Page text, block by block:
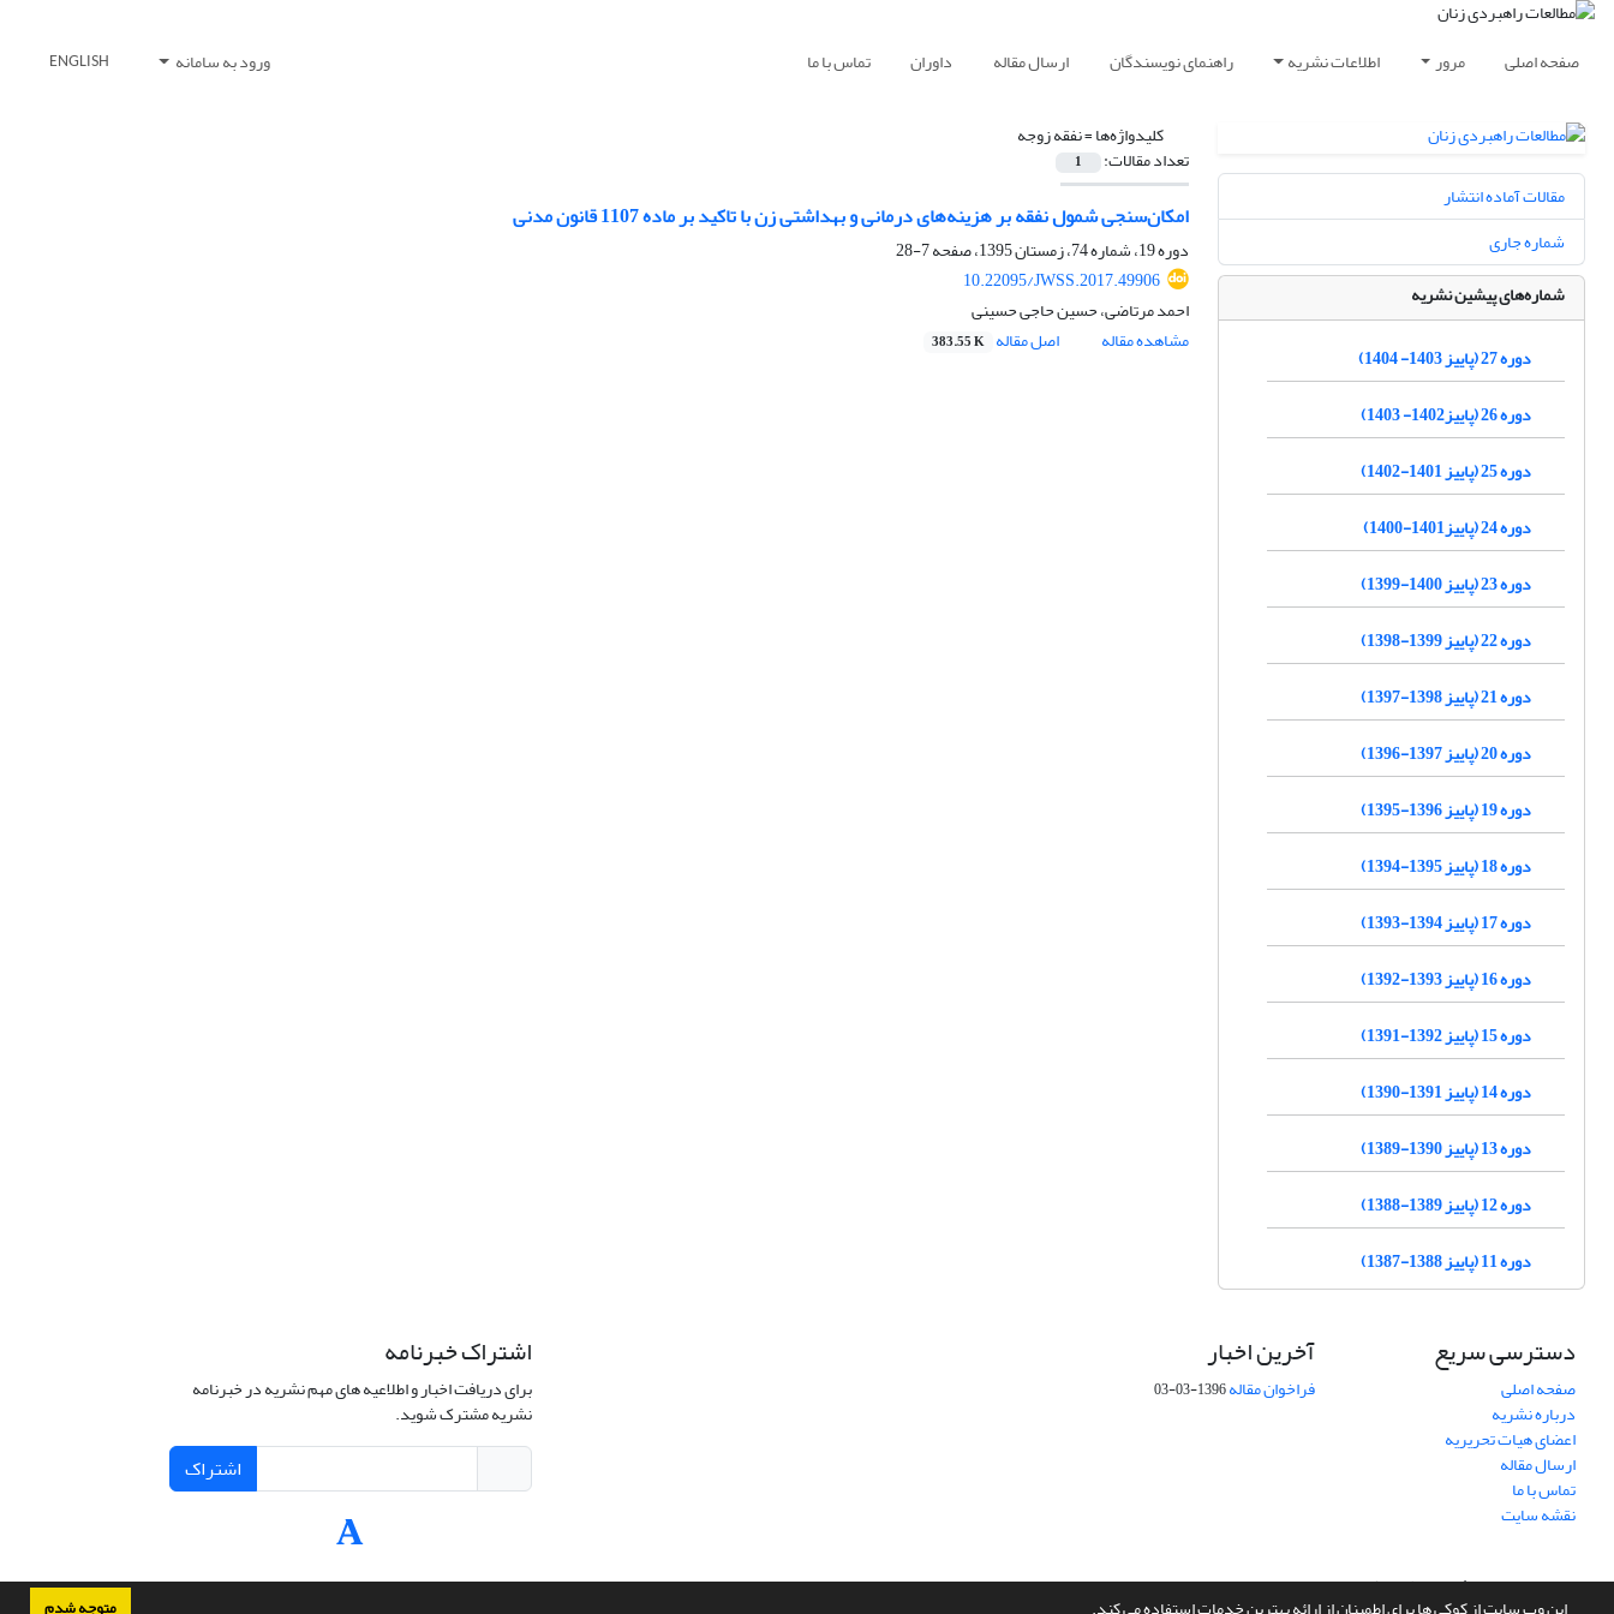
صفحه اصلی مرور اطلاعات نشریه راهنمای نویسندگان ارسال مقاله داوران تماس با ما ورود به سامانه ENGLISH
کلیدواژه‌ها =نفقه زوجه
تعداد مقالات: 1
امکان‌سنجی شمول نفقه بر هزینه‌های درمانی و بهداشتی زن با تاکید بر ماده 1107 قانون مدنی
دوره 19، شماره 74، زمستان 1395، صفحه
7-28
10.22095/JWSS.2017.49906
احمد مرتاضی، حسین حاجی حسینی
مشاهده مقاله
اصل مقاله 383.55 K
مقالات آماده انتشار
شماره جاری
شماره‌های پیشین نشریه
دوره 27 (پاییز 1403- 1404)
دوره 26 (پاییز1402- 1403)
دوره 25 (پاییز 1401-1402)
دوره 24 (پاییز1401-1400)
دوره 23 (پاییز 1400-1399)
دوره 22 (پاییز 1399-1398)
دوره 21 (پاییز 1398-1397)
دوره 20 (پاییز 1397-1396)
دوره 19 (پاییز 1396-1395)
دوره 18 (پاییز 1395-1394)
دوره 17 (پاییز 1394-1393)
دوره 16 (پاییز 1393-1392)
دوره 15 (پاییز 1392-1391)
دوره 14 (پاییز 1391-1390)
دوره 13 (پاییز 1390-1389)
دوره 12 (پاییز 1389-1388)
دوره 11 (پاییز 1388-1387)
دسترسی سریع
صفحه اصلی
درباره نشریه
اعضای هیات تحریریه
ارسال مقاله
تماس با ما
نقشه سایت
آخرین اخبار
فراخوان مقاله1396-03-03
اشتراک خبرنامه
برای دریافت اخبار و اطلاعیه های مهم نشریه در خبرنامه
نشریه مشترک شوید.
اشتراک
سامانه مدیریت نشریات علمی.طراحی و پیاده سازی ازسیناوب